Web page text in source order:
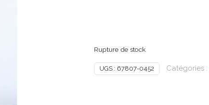
Rupture de stock
UGS : 67807-0452 Catégories :